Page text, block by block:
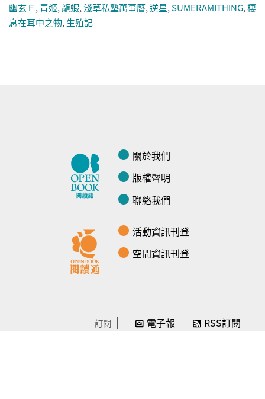
幽玄Ｆ,青姬,龍蝦,淺草私塾萬事曆,逆星,SUMERAMITHING,棲
息在耳中之物,生殖記
關於我們
版權聲明
聯絡我們
活動資訊刊登
空間資訊刊登
訂閱 電子報 RSS訂閱